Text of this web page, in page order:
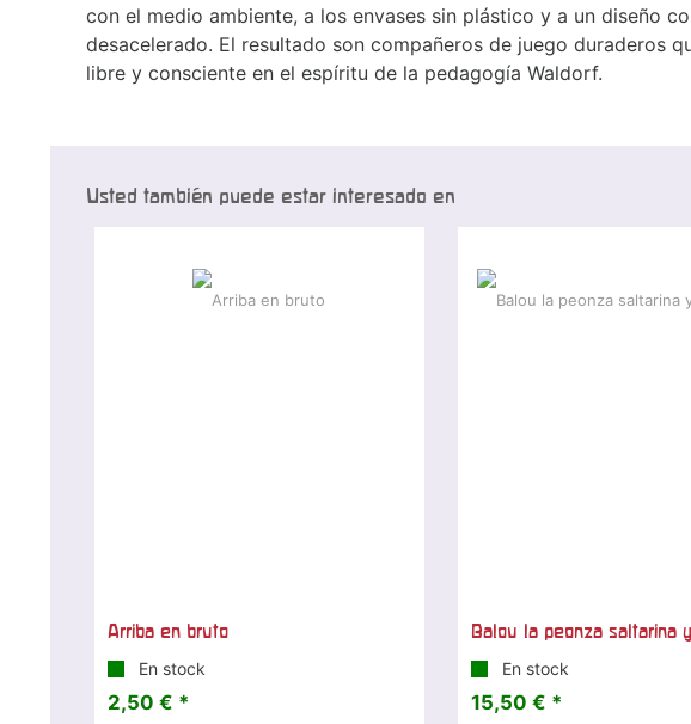
con el medio ambiente, a los envases sin plástico y a un diseño
desacelerado. El resultado son compañeros de juego duraderos
libre y consciente en el espíritu de la pedagogía Waldorf.
Usted también puede estar interesado en
Arriba en bruto
En stock
2,50 € *
Balou la peonza saltarina
En stock
15,50 € *